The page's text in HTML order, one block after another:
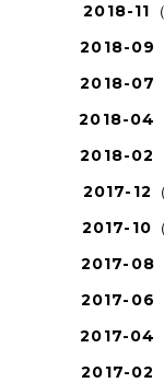
2018-11
2018-09
2018-07
2018-04
2018-02
2017-12
2017-10
2017-08
2017-06
2017-04
2017-02